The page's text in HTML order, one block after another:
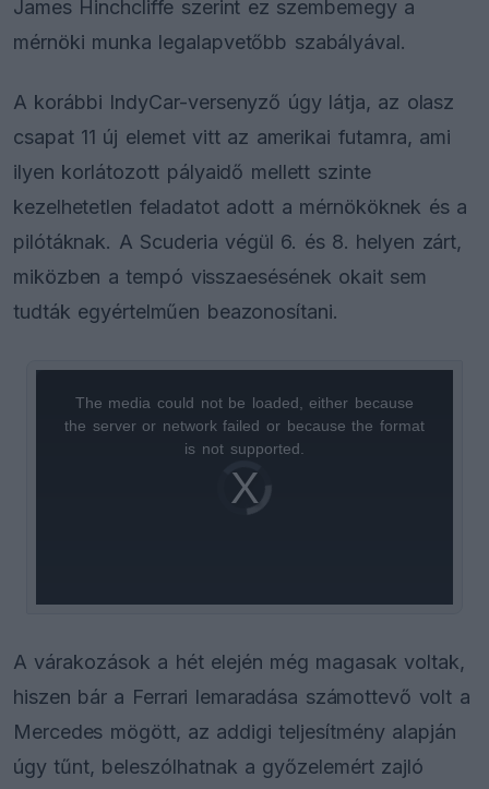
James Hinchcliffe szerint ez szembemegy a
mérnöki munka legalapvetőbb szabályával.
A korábbi IndyCar-versenyző úgy látja, az olasz
csapat 11 új elemet vitt az amerikai futamra, ami
ilyen korlátozott pályaidő mellett szinte
kezelhetetlen feladatot adott a mérnököknek és a
pilótáknak. A Scuderia végül 6. és 8. helyen zárt,
miközben a tempó visszaesésének okait sem
tudták egyértelműen beazonosítani.
Video
Player
loading.
The media could not be loaded, either because
the server or network failed or because the format
is not supported.
A várakozások a hét elején még magasak voltak,
hiszen bár a Ferrari lemaradása számottevő volt a
Mercedes mögött, az addigi teljesítmény alapján
úgy tűnt, beleszólhatnak a győzelemért zajló